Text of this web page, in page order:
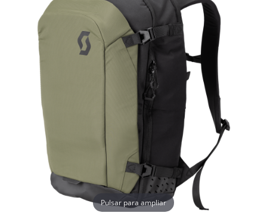
Pulsar para ampliar